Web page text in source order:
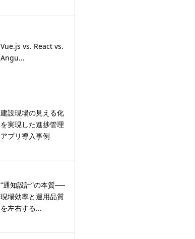
Vue.js vs. React vs.
Angu...
建設現場の見える化
を実現した進捗管理
アプリ導入事例
“通知設計”の本質──
現場効率と運用品質
を左右する...